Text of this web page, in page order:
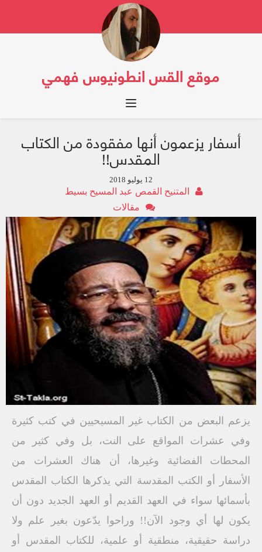
موقع القس انطونيوس فهمي
Toggle navigation
أسفار يزعمون أنها مفقودة من الكتاب
المقدس!!
12 يوليو 2018
المتنيح القمص عبد المسيح بسيط
مقالات
يزعم البعض من الكتاب غير المسيحيين في كتب كثيرة
وفي عشرات المواقع على النت، بل وفي كثير من
المحطات الفضائية وغيرها، أن هناك العشرات من
الأسفار أو الكتب المقدسة التي يذكرها الكتاب المقدس
بأسمائها سواء في العهد القديم أو العهد الجديد دون أن
يكون لها أي وجود الآن!! وراحوا يدّعون بغير علم ولا
دراسة حقيقية، منطقية أو علمية، للكتاب المقدس أو